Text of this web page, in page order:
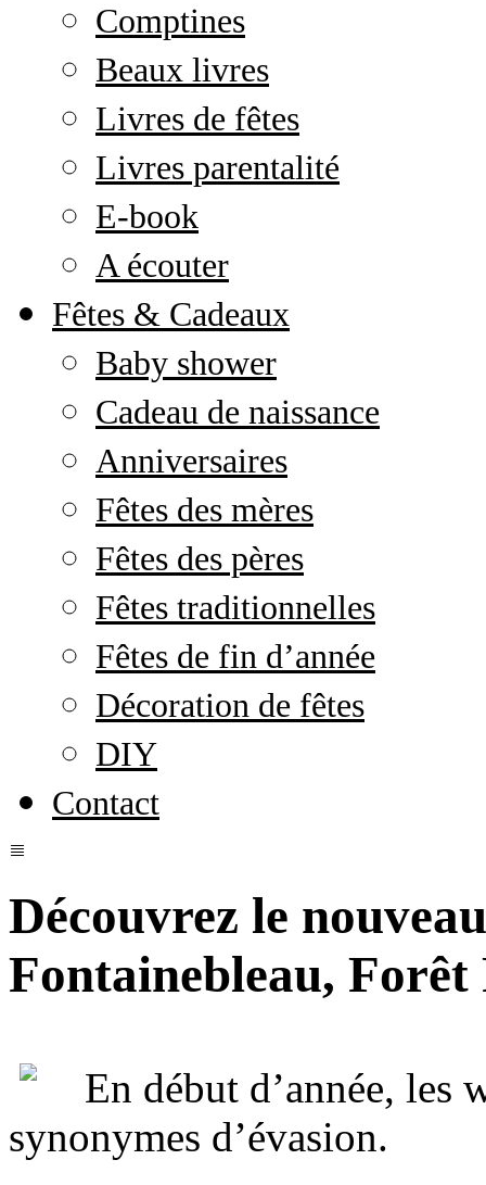
Comptines
Beaux livres
Livres de fêtes
Livres parentalité
E-book
A écouter
Fêtes & Cadeaux
Baby shower
Cadeau de naissance
Anniversaires
Fêtes des mères
Fêtes des pères
Fêtes traditionnelles
Fêtes de fin d’année
Décoration de fêtes
DIY
Contact
Découvrez le
Fontainebleau, Forêt
En début d’année, les
synonymes d’évasion.